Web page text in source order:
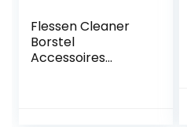
Flessen Cleaner
Borstel
Accessoires